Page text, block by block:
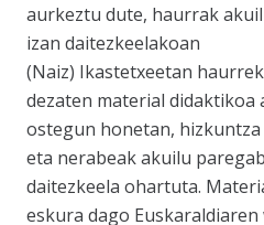
aurkeztu dute, haurrak
izan daitezkeelakoan
(Naiz) Ikastetxeetan
dezaten material didaktikoa
ostegun honetan,
eta nerabeak akuilu
daitezkeela ohartuta.
eskura dago Euskaraldiaren